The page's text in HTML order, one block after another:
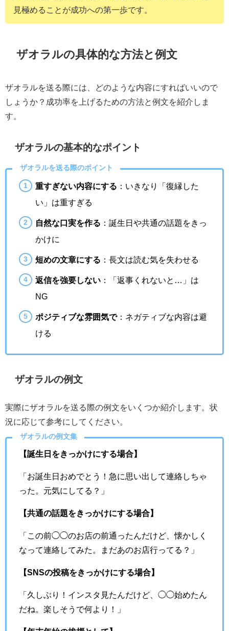
見極めることが成功への第一歩です。
ザオラルの具体的な方法と例文
ザオラルを送る際には、どのような内容にすればいいので
しょうか？成功率を上げるための方法と例文を紹介しま
す。
ザオラルの基本的なポイント
ザオラルを送る際のポイント
重すぎない内容にする ：いきなり「復縁した
い」は重すぎる
自然な口実を作る ：誕生日や共通の話題をきっ
かけに
短めの文章にする ：長文は読む気を失わせる
返信を強要しない ：「返事くれないと…」は
NG
ポジティブな雰囲気で：ネガティブな内容は避
ける
ザオラルの例文
実際にザオラルを送る際の例文をいくつか紹介します。状
況に応じて参考にしてください。
ザオラルの例文集
【誕生日をきっかけにする場合】
「お誕生日おめでとう！急に思い出して連絡しちゃ
った。元気にしてる？」
【共通の話題をきっかけにする場合】
「この前◯◯のお店の前通ったんだけど、懐かしく
なって連絡してみた。まだあのお店行ってる？」
【SNSの投稿をきっかけにする場合】
「久しぶり！インスタ見たんだけど、◯◯始めたん
だね。楽しそうで何より！」